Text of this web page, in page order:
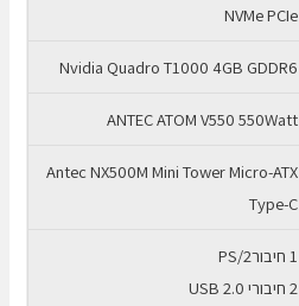
NVMe PCIe
Nvidia Quadro T1000 4GB GDDR6
ANTEC ATOM V550 550Watt
Antec NX500M Mini Tower Micro-ATX
Type-C
1 חיבורPS/2
2 חיבורי USB 2.0